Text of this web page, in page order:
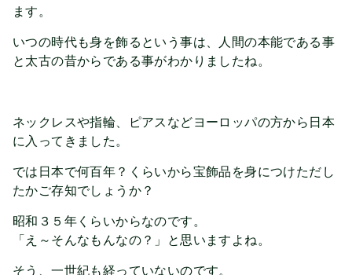
ます。
いつの時代も身を飾るという事は、人間の本能である事
と太古の昔からである事がわかりましたね。
ネックレスや指輪、ピアスなどヨーロッパの方から日本
に入ってきました。
では日本で何百年？くらいから宝飾品を身につけただし
たかご存知でしょうか？
昭和３５年くらいからなのです。
「え～そんなもんなの？」と思いますよね。
そう、一世紀も経っていないのです。